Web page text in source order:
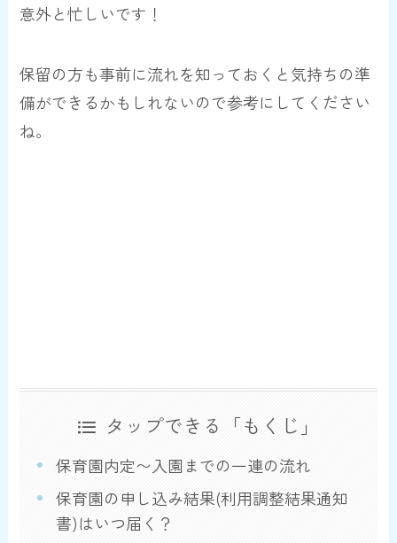
意外と忙しいです！
保留の方も事前に流れを知っておくと気持ちの準
備ができるかもしれないので参考にしてください
ね。
タップできる「もくじ」
保育園内定〜入園までの一連の流れ
保育園の申し込み結果(利用調整結果通知
書)はいつ届く？